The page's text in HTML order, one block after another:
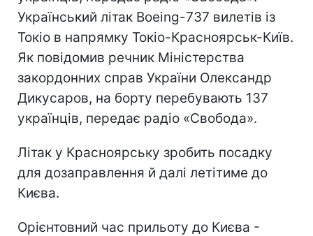
Український літак Boeing-737 вилетів із
Токіо в напрямку Токіо-Красноярськ-Київ.
Як повідомив речник Міністерства
закордонних справ України Олександр
Дикусаров, на борту перебувають 137
українців, передає радіо «Свобода».
Літак у Красноярську зробить посадку
для дозаправлення й далі летітиме до
Києва.
Орієнтовний час прильоту до Києва -